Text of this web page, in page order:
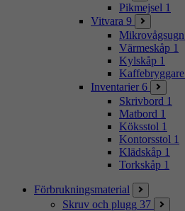
Pikmejsel 1
Vitvara 9
Mikrovågsugn
Värmeskåp 1
Kylskåp 1
Kaffebryggare
Inventarier 6
Skrivbord 1
Matbord 1
Köksstol 1
Kontorsstol 1
Klädskåp 1
Torkskåp 1
Förbrukningsmaterial
Skruv och plugg 37